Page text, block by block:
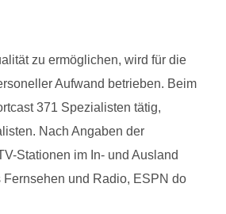
zu ermöglichen, wird für die
Aufwand betrieben. Beim
371 Spezialisten tätig,
Nach Angaben der
Stationen im In- und Ausland
Fernsehen und Radio, ESPN do